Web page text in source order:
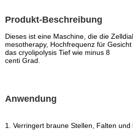
Produkt-Beschreibung
Dieses ist eine Maschine, die die
mesotherapy, Hochfrequenz für
das cryolipolysis Tief wie minus 8
centi Grad.
Anwendung
1. Verringert braune Stellen, Falten und